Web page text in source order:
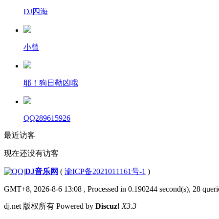
DJ四海
小曾
耶！狗日勒凶哦
QQ289615926
最近访客
现在还没有访客
|DJ音乐网 ( 渝ICP备2021011161号-1 )
GMT+8, 2026-8-6 13:08 , Processed in 0.190244 second(s), 28
dj.net 版权所有 Powered by Discuz! X3.3